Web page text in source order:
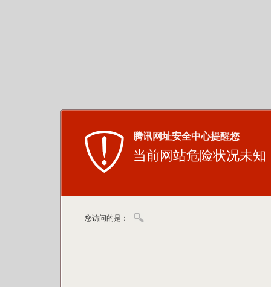
腾讯网址安全中心提醒您
当前网站危险状况未知
您访问的是：